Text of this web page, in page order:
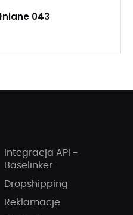
043
Integracja API -
Baselinker
Dropshipping
Reklamacje